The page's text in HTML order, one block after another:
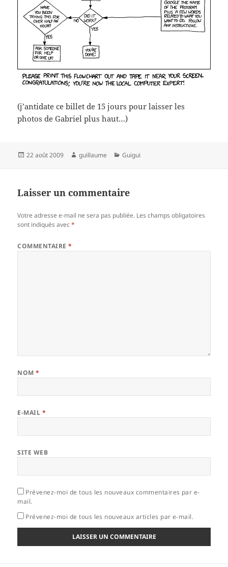
(j’antidate ce billet de 15 jours pour laisser les
photos de Gabriel plus haut…)
Publié
22 août 2009 Auteur
guillaume Catégories
Guigui
Laisser un commentaire
Votre adresse e-mail ne sera pas publiée. Les champs obligatoires
sont indiqués avec*
COMMENTAIRE*
NOM*
E-MAIL *
SITE WEB
Prévenez-moi de tous les nouveaux commentaires par e-
mail.
Prévenez-moi de tous les nouveaux articles par e-mail.